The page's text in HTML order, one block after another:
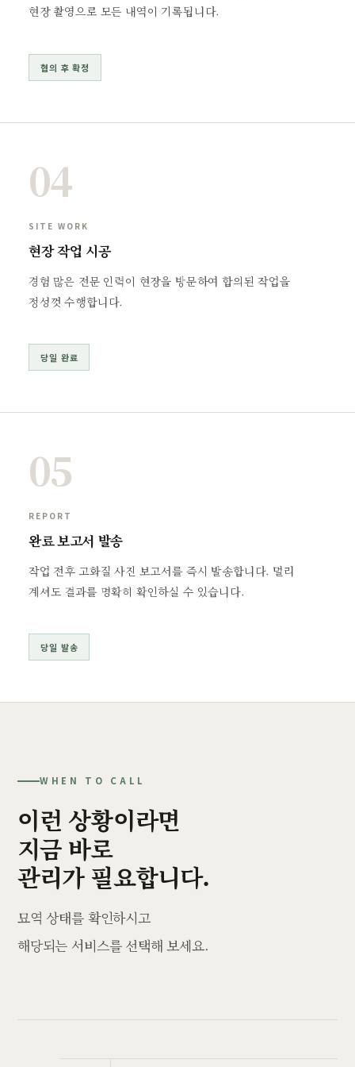
현장 촬영으로 모든 내역이 기록됩니다.
협의 후 확정
04
SITE WORK
현장 작업 시공
경험 많은 전문 인력이 현장을 방문하여 합의된 작업을
정성껏 수행합니다.
당일 완료
05
REPORT
완료 보고서 발송
작업 전후 고화질 사진 보고서를 즉시 발송합니다. 멀리
계셔도 결과를 명확히 확인하실 수 있습니다.
당일 발송
WHEN TO CALL
이런 상황이라면
지금 바로
관리가 필요합니다.
묘역 상태를 확인하시고
해당되는 서비스를 선택해 보세요.